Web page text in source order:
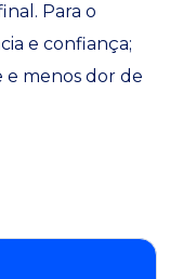
Para o
e confiança;
e menos dor de